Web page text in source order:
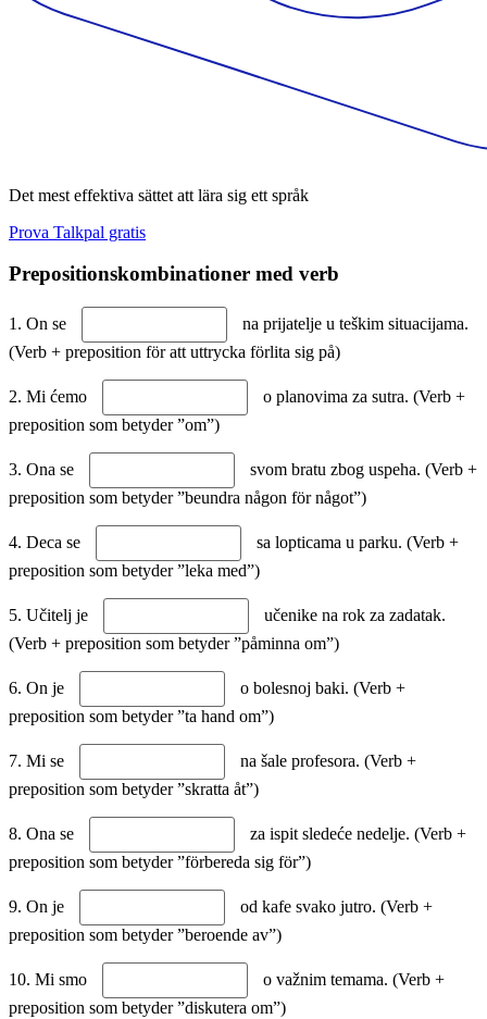
Det mest effektiva sättet att lära sig ett språk
Prova Talkpal gratis
Prepositionskombinationer med verb
1. On se
na prijatelje u teškim situacijama.
(Verb + preposition för att uttrycka förlita sig på)
2. Mi ćemo
o planovima za sutra. (Verb +
preposition som betyder ”om”)
3. Ona se
svom bratu zbog uspeha. (Verb +
preposition som betyder ”beundra någon för något”)
4. Deca se
sa lopticama u parku. (Verb +
preposition som betyder ”leka med”)
5. Učitelj je
učenike na rok za zadatak.
(Verb + preposition som betyder ”påminna om”)
6. On je
o bolesnoj baki. (Verb +
preposition som betyder ”ta hand om”)
7. Mi se
na šale profesora. (Verb +
preposition som betyder ”skratta åt”)
8. Ona se
za ispit sledeće nedelje. (Verb +
preposition som betyder ”förbereda sig för”)
9. On je
od kafe svako jutro. (Verb +
preposition som betyder ”beroende av”)
10. Mi smo
o važnim temama. (Verb +
preposition som betyder ”diskutera om”)